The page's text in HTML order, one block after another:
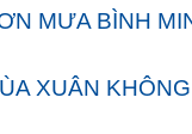
MƯA BÌNH
XUÂN